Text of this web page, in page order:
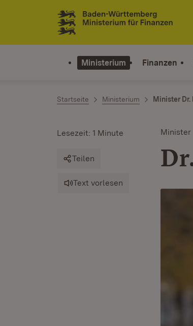
Zum Inhalt springen
Link zur Startseite
Ministerium Finanzen
Startseite Ministerium Minister
Minister
Lesezeit: 1 Minute
Teilen
Text vorlesen